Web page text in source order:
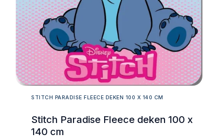
STITCH PARADISE FLEECE DEKEN 100 X 140 CM
Stitch Paradise Fleece deken 100 x
140 cm